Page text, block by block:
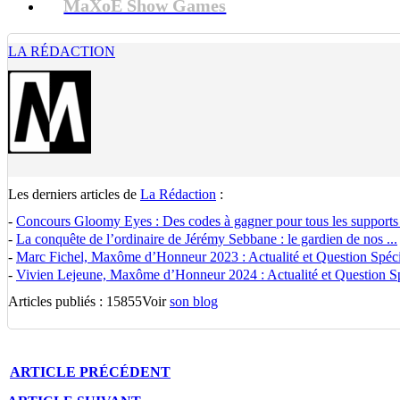
MaXoE Show Games
LA RÉDACTION
Les derniers articles de La Rédaction :
- Concours Gloomy Eyes : Des codes à gagner pour tous les
- La conquête de l’ordinaire de Jérémy Sebbane : le gardien de nos ...
- Marc Fichel, Maxôme d’Honneur 2023 : Actualité et Question
- Vivien Lejeune, Maxôme d’Honneur 2024 : Actualité et Question
Articles publiés : 15855Voirson blog
ARTICLE PRÉCÉDENT